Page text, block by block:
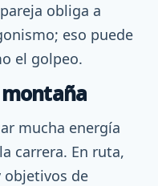
obliga a
eso puede
el golpeo.
montaña
mucha energía
carrera. En ruta,
objetivos de